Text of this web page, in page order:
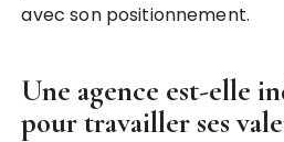
avec son positionnement.
Une agence est-elle
pour travailler ses